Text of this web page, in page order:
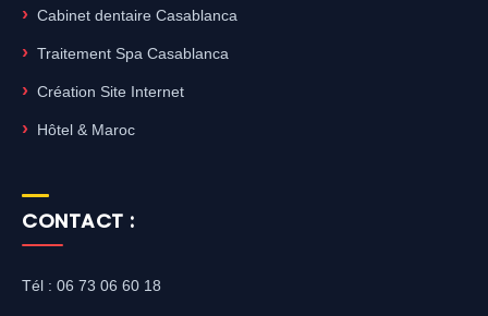
Cabinet dentaire Casablanca
Traitement Spa Casablanca
Création Site Internet
Hôtel & Maroc
CONTACT :
Tél : 06 73 06 60 18